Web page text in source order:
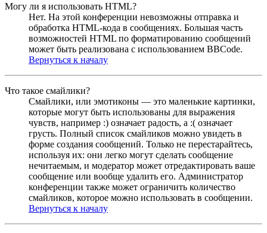
Могу ли я использовать HTML?
Нет. На этой конференции невозможны отправка и
обработка HTML-кода в сообщениях. Большая часть
возможностей HTML по форматированию сообщений
может быть реализована с использованием BBCode.
Вернуться к началу
Что такое смайлики?
Смайлики, или эмотиконы — это маленькие картинки,
которые могут быть использованы для выражения
чувств, например :) означает радость, а :( означает
грусть. Полный список смайликов можно увидеть в
форме создания сообщений. Только не перестарайтесь,
используя их: они легко могут сделать сообщение
нечитаемым, и модератор может отредактировать ваше
сообщение или вообще удалить его. Администратор
конференции также может ограничить количество
смайликов, которое можно использовать в сообщении.
Вернуться к началу